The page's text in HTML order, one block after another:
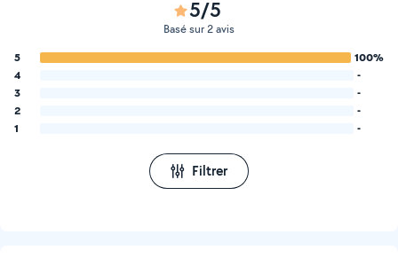
5/5
Basé sur 2 avis
5
100%
4
-
3
-
2
-
1
-
Filtrer